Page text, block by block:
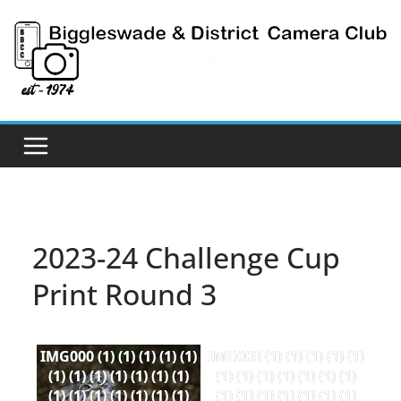
content
2023-24 Challenge Cup
Print Round 3
IMG000 (1) (1) (1) (1) (1)
(1) (1) (1) (1) (1) (1) (1)
(1) (1) (1) (1) (1) (1) (1)
IMG003 (1) (1) (1) (1) (1)
(1) (1) (1) (1) (1) (1) (1)
(1) (1) (1) (1) (1) (1) (1)